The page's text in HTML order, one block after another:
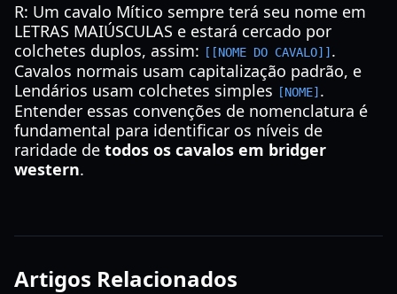
R: Um cavalo Mítico sempre terá seu nome em
LETRAS MAIÚSCULAS e estará cercado por
colchetes duplos, assim:
[[NOME DO CAVALO]] .
Cavalos normais usam capitalização padrão, e
Lendários usam colchetes simples
[NOME] .
Entender essas convenções de nomenclatura é
fundamental para identificar os níveis de
raridade de todos os cavalos em bridger
western.
Artigos Relacionados